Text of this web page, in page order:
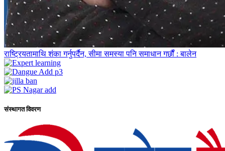
राष्ट्रियतामाथि शंका गर्नुपर्दैन, सीमा समस्या पनि समाधान गर्छौं : बालेन
संस्थागत विवरण